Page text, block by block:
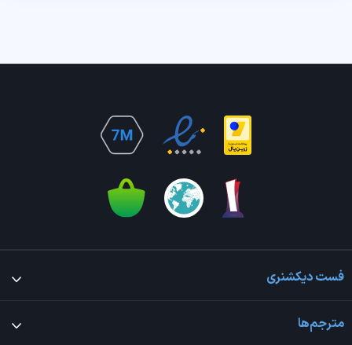
فست دیکشنری
مترجم‌ها